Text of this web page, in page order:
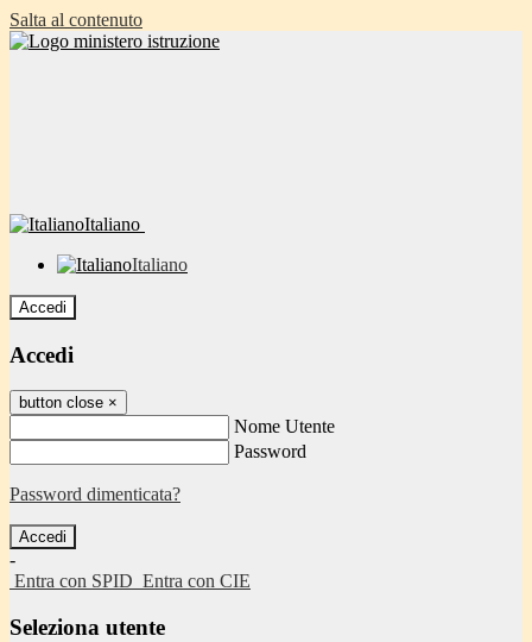
Salta al contenuto
Italiano
Italiano
Accedi
Accedi
button close ×
Nome Utente
Password
Password dimenticata?
-
Entra con SPID Entra con CIE
Seleziona utente